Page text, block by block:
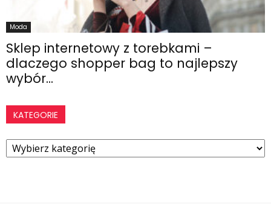
Moda
Sklep internetowy z torebkami –
dlaczego shopper bag to najlepszy
wybór...
KATEGORIE
Kategorie